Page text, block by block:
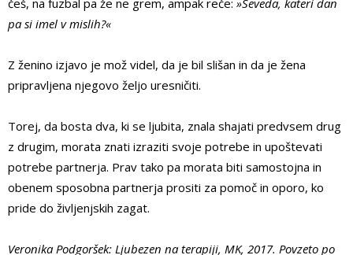
pa si imel v mislih?«
Z ženino izjavo je mož videl, da je bil slišan in da je žena
pripravljena njegovo željo uresničiti.
Torej, da bosta dva, ki se ljubita, znala shajati predvsem drug
z drugim, morata znati izraziti svoje potrebe in upoštevati
potrebe partnerja. Prav tako pa morata biti samostojna in
obenem sposobna partnerja prositi za pomoč in oporo, ko
pride do življenjskih zagat.
Veronika Podgoršek: Ljubezen na terapiji, MK, 2017. Povzeto po